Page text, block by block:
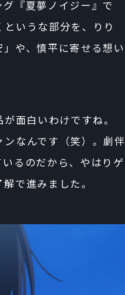
『夏夢ノイジー』で
いうな部分を、りり
や、慎平に寄せる想い
面白いわけですね。
なんです（笑）。劇伴
るのだから、やはりゲ
で進みました。